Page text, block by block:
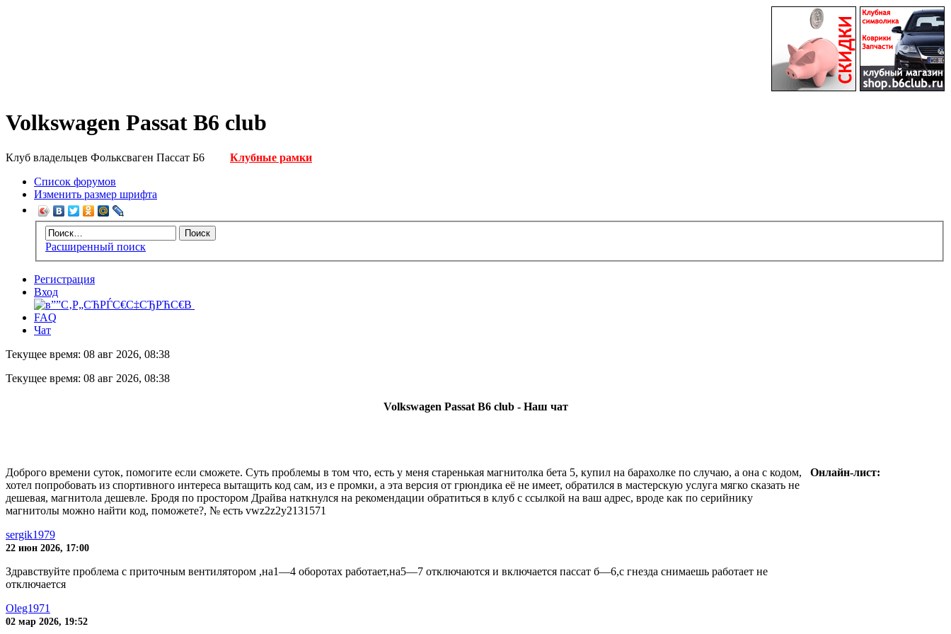
Volkswagen Passat B6 club
Клуб владельцев Фольксваген Пассат Б6
Клубные рамки
Список форумов
Изменить размер шрифта
Расширенный поиск
Регистрация
Вход
FAQ
Чат
Текущее время: 08 авг 2026, 08:38
Текущее время: 08 авг 2026, 08:38
Volkswagen Passat B6 club - Наш чат
Доброго времени суток, помогите если сможете. Cуть проблемы в том что, есть у меня старенькая магнитолка бета 5, купил на барахолке по случаю, а она с кодом,
хотел попробовать из спортивного интереса вытащить код сам, из е промки, а эта версия от грюндика её не имеет, обратился в мастерскую услуга мягко сказать не
дешевая, магнитола дешевле. Бродя по простором Драйва наткнулся на рекомендации обратиться в клуб с ссылкой на ваш адрес, вроде как по серийнику
магнитолы можно найти код, поможете?, № есть vwz2z2y2131571
sergik1979
22 июн 2026, 17:00
Здравствуйте проблема с приточным вентилятором ,на1—4 оборотах работает,на5—7 отключаются и включается пассат б—6,с гнезда снимаешь работает не
отключается
Oleg1971
02 мар 2026, 19:52
Онлайн-лист: